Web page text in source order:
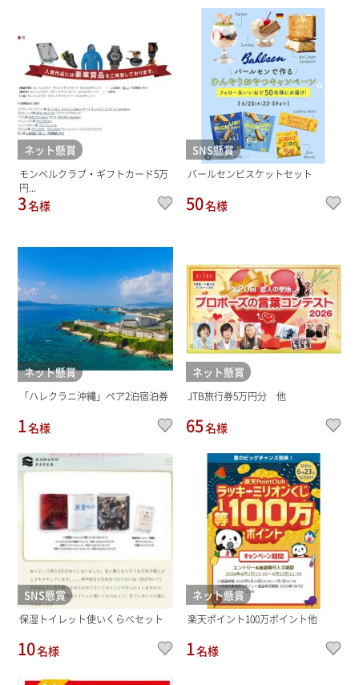
ネット懸賞
モンベルクラブ・ギフトカード5万
円...
3名様
SNS懸賞
バールセンビスケットセット
50名様
ネット懸賞
「ハレクラニ沖縄」ペア2泊宿泊券
1名様
ネット懸賞
JTB旅行券5万円分 他
65名様
SNS懸賞
保湿トイレット使いくらべセット
10名様
ネット懸賞
楽天ポイント100万ポイント他
1名様